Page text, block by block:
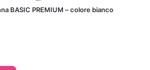
BASIC PREMIUM – colore bianco